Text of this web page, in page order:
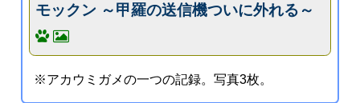
モックン ～甲羅の送信機ついに外れる～
※アカウミガメの一つの記録。写真3枚。